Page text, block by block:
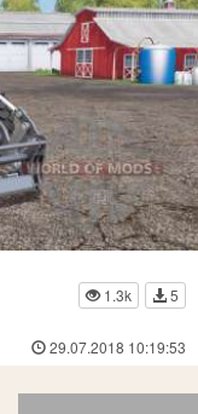
1.3k
5
29.07.2018 10:19:53
2 1